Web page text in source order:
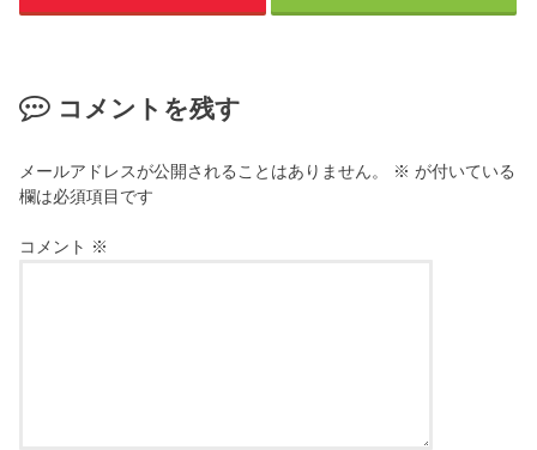
コメントを残す
メールアドレスが公開されることはありません。 ※ が付いている
欄は必須項目です
コメント ※